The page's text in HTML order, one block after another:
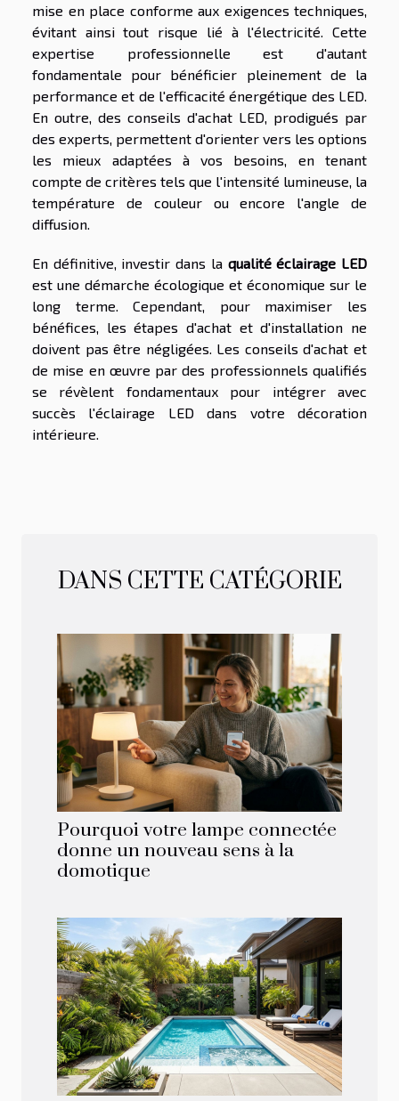
mise en place conforme aux exigences techniques,
évitant ainsi tout risque lié à l'électricité. Cette
expertise professionnelle est d'autant
fondamentale pour bénéficier pleinement de la
performance et de l'efficacité énergétique des LED.
En outre, des conseils d'achat LED, prodigués par
des experts, permettent d'orienter vers les options
les mieux adaptées à vos besoins, en tenant
compte de critères tels que l'intensité lumineuse, la
température de couleur ou encore l'angle de
diffusion.
En définitive, investir dans la qualité éclairage LED
est une démarche écologique et économique sur le
long terme. Cependant, pour maximiser les
bénéfices, les étapes d'achat et d'installation ne
doivent pas être négligées. Les conseils d'achat et
de mise en œuvre par des professionnels qualifiés
se révèlent fondamentaux pour intégrer avec
succès l'éclairage LED dans votre décoration
intérieure.
DANS CETTE CATÉGORIE
Pourquoi votre lampe connectée
donne un nouveau sens à la
domotique